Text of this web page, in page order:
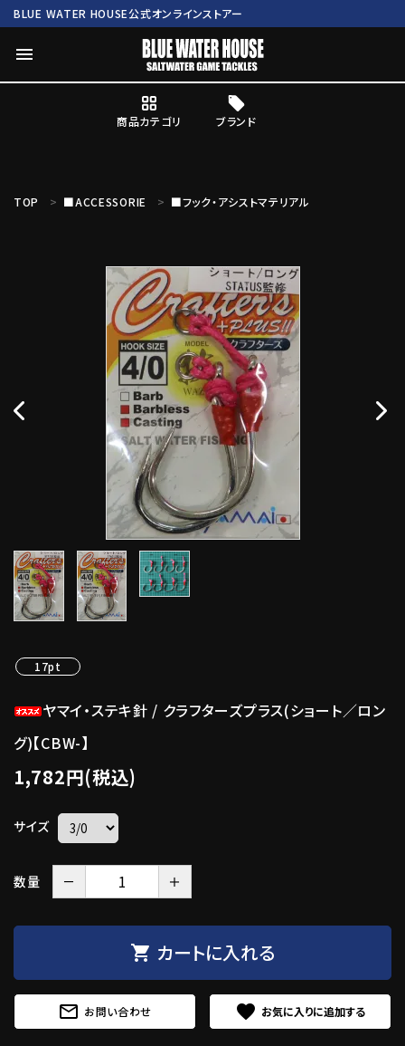
BLUE WATER HOUSE公式オンラインストアー
menu
商品カテゴリ ブランド
BWH ORIGINAL ITEM ROD
TOP ■ACCESSORIE ■フック・アシストマテリアル
17pt
ヤマイ・ステキ針 / クラフターズプラス(ショート／ロン
グ)【CBW-】
1,782円(税込)
サイズ
数量 － ＋
shopping_cart カートに入れる
mail_outline お問い合わせ favorite